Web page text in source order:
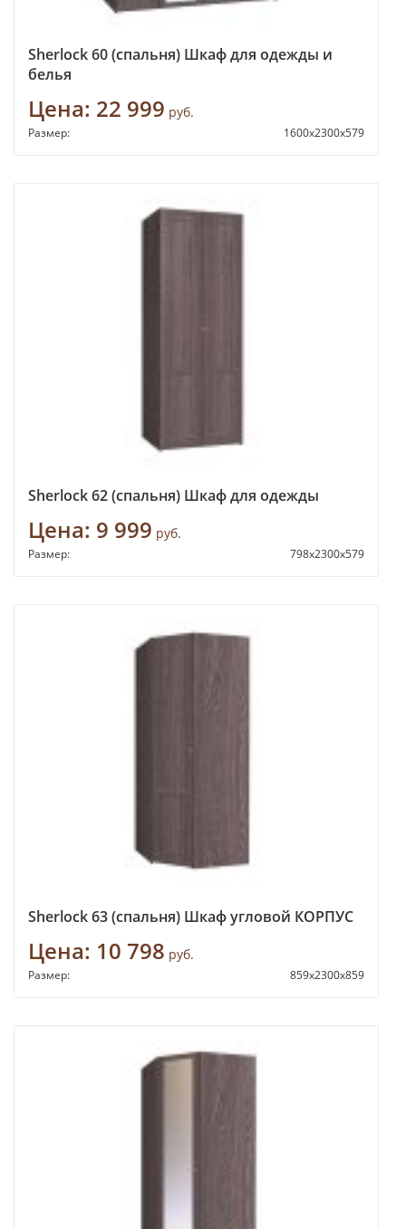
Sherlock 60 (спальня) Шкаф для одежды и
белья
Цена: 22 999 руб.
Размер: 1600х2300х579
Sherlock 62 (спальня) Шкаф для одежды
Цена: 9 999 руб.
Размер: 798х2300х579
Sherlock 63 (спальня) Шкаф угловой КОРПУС
Цена: 10 798 руб.
Размер: 859х2300х859